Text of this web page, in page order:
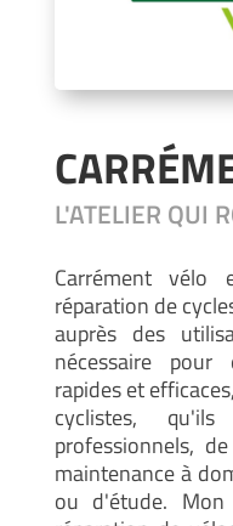
L'ATELIER QUI
Carrément
réparation de
auprès des
nécessaire pour
rapides et
cyclistes,
professionnels,
maintenance à
ou d'étude.